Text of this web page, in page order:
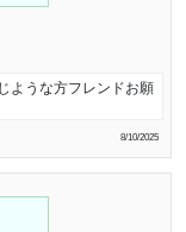
ような方フレンドお願
8/10/2025